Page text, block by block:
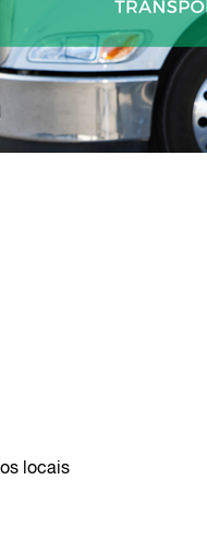
locais